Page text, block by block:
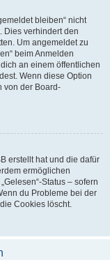
bleiben“ nicht
Dies verhindert den
Um angemeldet zu
beim Anmelden
an einem öffentlichen
Wenn diese Option
von der Board-
erstellt hat und die dafür
ermöglichen
Status – sofern
du Probleme bei der
Cookies löscht.